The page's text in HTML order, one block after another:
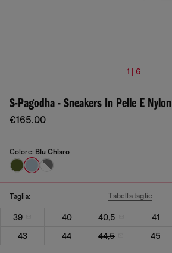
1 | 6
S-Pagodha - Sneakers In Pelle E Nylon
€165.00
Colore: Blu Chiaro
Taglia: Tabella taglie
39 40 40,5 41
43
44 44,5 45